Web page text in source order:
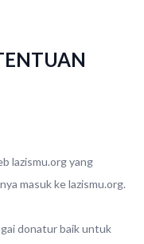
lazismu.org yang
masuk ke lazismu.org.
donatur baik untuk